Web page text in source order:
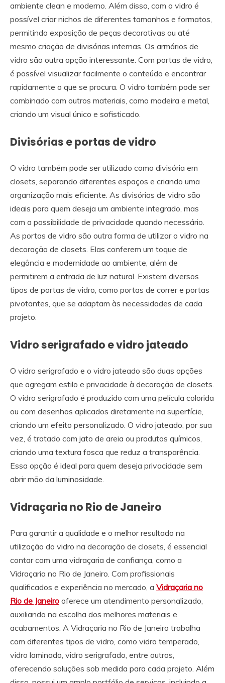
ambiente clean e moderno. Além disso, com o vidro é
possível criar nichos de diferentes tamanhos e formatos,
permitindo exposição de peças decorativas ou até
mesmo criação de divisórias internas. Os armários de
vidro são outra opção interessante. Com portas de vidro,
é possível visualizar facilmente o conteúdo e encontrar
rapidamente o que se procura. O vidro também pode ser
combinado com outros materiais, como madeira e metal,
criando um visual único e sofisticado.
Divisórias e portas de vidro
O vidro também pode ser utilizado como divisória em
closets, separando diferentes espaços e criando uma
organização mais eficiente. As divisórias de vidro são
ideais para quem deseja um ambiente integrado, mas
com a possibilidade de privacidade quando necessário.
As portas de vidro são outra forma de utilizar o vidro na
decoração de closets. Elas conferem um toque de
elegância e modernidade ao ambiente, além de
permitirem a entrada de luz natural. Existem diversos
tipos de portas de vidro, como portas de correr e portas
pivotantes, que se adaptam às necessidades de cada
projeto.
Vidro serigrafado e vidro jateado
O vidro serigrafado e o vidro jateado são duas opções
que agregam estilo e privacidade à decoração de closets.
O vidro serigrafado é produzido com uma película colorida
ou com desenhos aplicados diretamente na superfície,
criando um efeito personalizado. O vidro jateado, por sua
vez, é tratado com jato de areia ou produtos químicos,
criando uma textura fosca que reduz a transparência.
Essa opção é ideal para quem deseja privacidade sem
abrir mão da luminosidade.
Vidraçaria no Rio de Janeiro
Para garantir a qualidade e o melhor resultado na
utilização do vidro na decoração de closets, é essencial
contar com uma vidraçaria de confiança, como a
Vidraçaria no Rio de Janeiro. Com profissionais
qualificados e experiência no mercado, a Vidraçaria no
Rio de Janeiro oferece um atendimento personalizado,
auxiliando na escolha dos melhores materiais e
acabamentos. A Vidraçaria no Rio de Janeiro trabalha
com diferentes tipos de vidro, como vidro temperado,
vidro laminado, vidro serigrafado, entre outros,
oferecendo soluções sob medida para cada projeto. Além